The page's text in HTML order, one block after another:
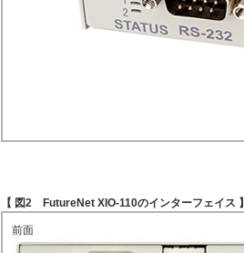
【 図2 FutureNet XIO-110のインターフェイス 】
前面